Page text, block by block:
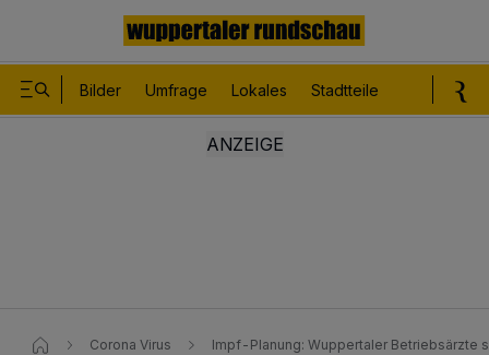
Bilder Umfrage Lokales Stadtteile
Corona Virus Impf-Planung: Wuppertaler Betriebsärzte